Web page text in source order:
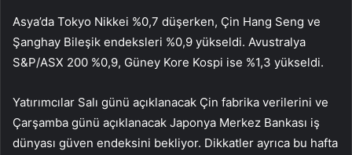
Asya’da Tokyo Nikkei %0,7 düşerken, Çin Hang Seng ve
Şanghay Bileşik endeksleri %0,9 yükseldi. Avustralya
S&P/ASX 200 %0,9, Güney Kore Kospi ise %1,3 yükseldi.
Yatırımcılar Salı günü açıklanacak Çin fabrika verilerini ve
Çarşamba günü açıklanacak Japonya Merkez Bankası iş
dünyası güven endeksini bekliyor. Dikkatler ayrıca bu hafta